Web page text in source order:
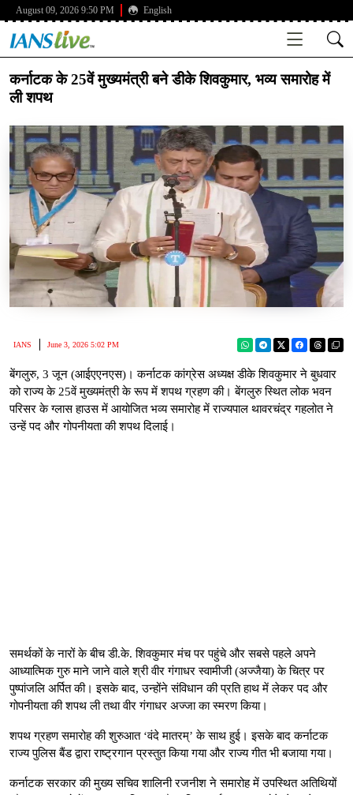
August 09, 2026 9:50 PM English
कर्नाटक के 25वें मुख्यमंत्री बने डीके शिवकुमार, भव्य समारोह में
ली शपथ
IANS June 3, 2026 5:02 PM
बेंगलुरु, 3 जून (आईएएनएस)। कर्नाटक कांग्रेस अध्यक्ष डीके शिवकुमार ने बुधवार
को राज्य के 25वें मुख्यमंत्री के रूप में शपथ ग्रहण की। बेंगलुरु स्थित लोक भवन
परिसर के ग्लास हाउस में आयोजित भव्य समारोह में राज्यपाल थावरचंद्र गहलोत ने
उन्हें पद और गोपनीयता की शपथ दिलाई।
समर्थकों के नारों के बीच डी.के. शिवकुमार मंच पर पहुंचे और सबसे पहले अपने
आध्यात्मिक गुरु माने जाने वाले श्री वीर गंगाधर स्वामीजी (अज्जैया) के चित्र पर
पुष्पांजलि अर्पित की। इसके बाद, उन्होंने संविधान की प्रति हाथ में लेकर पद और
गोपनीयता की शपथ ली तथा वीर गंगाधर अज्जा का स्मरण किया।
शपथ ग्रहण समारोह की शुरुआत ‘वंदे मातरम्’ के साथ हुई। इसके बाद कर्नाटक
राज्य पुलिस बैंड द्वारा राष्ट्रगान प्रस्तुत किया गया और राज्य गीत भी बजाया गया।
कर्नाटक सरकार की मुख्य सचिव शालिनी रजनीश ने समारोह में उपस्थित अतिथियों